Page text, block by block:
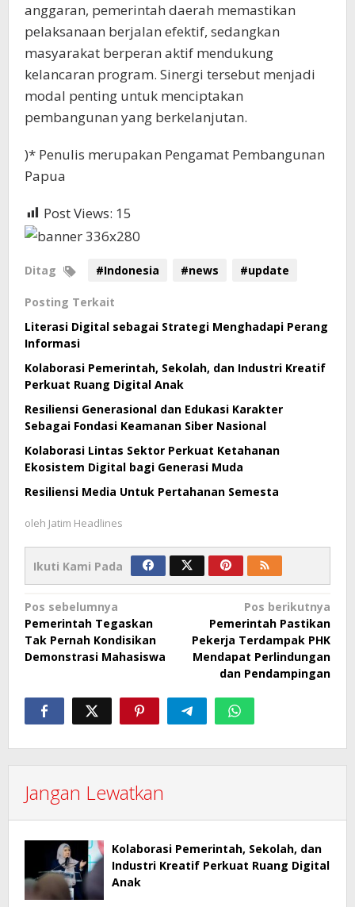
anggaran, pemerintah daerah memastikan
pelaksanaan berjalan efektif, sedangkan
masyarakat berperan aktif mendukung
kelancaran program. Sinergi tersebut menjadi
modal penting untuk menciptakan
pembangunan yang berkelanjutan.
)* Penulis merupakan Pengamat Pembangunan
Papua
Post Views: 15
Ditag #Indonesia #news #update
Posting Terkait
Literasi Digital sebagai Strategi Menghadapi Perang
Informasi
Kolaborasi Pemerintah, Sekolah, dan Industri Kreatif
Perkuat Ruang Digital Anak
Resiliensi Generasional dan Edukasi Karakter
Sebagai Fondasi Keamanan Siber Nasional
Kolaborasi Lintas Sektor Perkuat Ketahanan
Ekosistem Digital bagi Generasi Muda
Resiliensi Media Untuk Pertahanan Semesta
oleh Jatim Headlines
Ikuti Kami Pada
Navigasi
pos
Pos sebelumnya
Pemerintah Tegaskan
Tak Pernah Kondisikan
Demonstrasi Mahasiswa
Pos berikutnya
Pemerintah Pastikan
Pekerja Terdampak PHK
Mendapat Perlindungan
dan Pendampingan
Jangan Lewatkan
Kolaborasi Pemerintah, Sekolah, dan
Industri Kreatif Perkuat Ruang Digital
Anak